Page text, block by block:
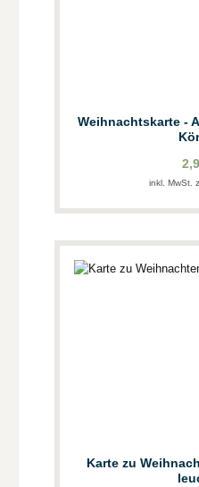
Weihnachtskarte -
inkl. MwSt.
Karte zu